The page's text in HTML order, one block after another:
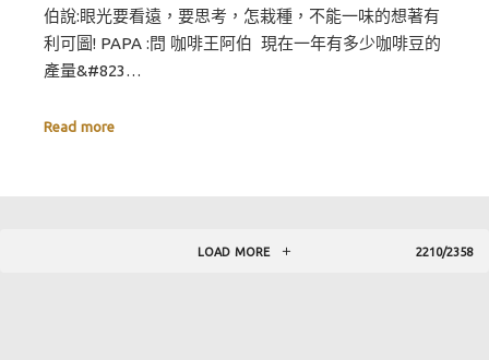
伯說:眼光要看遠，要思考，怎栽種，不能一味的想著有
利可圖! PAPA :問 咖啡王阿伯 現在一年有多少咖啡豆的
產量&#823…
Read more
LOAD MORE 2210/2358